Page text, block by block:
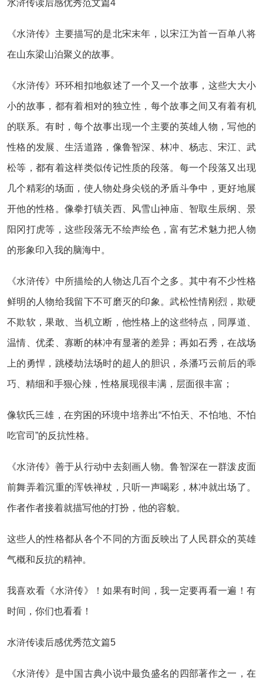
水浒传读后感优秀范文篇4
《水浒传》主要描写的是北宋末年，以宋江为首一百单八将
在山东梁山泊聚义的故事。
《水浒传》环环相扣地叙述了一个又一个故事，这些大大小
小的故事，都有着相对的独立性，每个故事之间又有着有机
的联系。有时，每个故事出现一个主要的英雄人物，写他的
性格的发展、生活道路，像鲁智深、林冲、杨志、宋江、武
松等，都有着这样类似传记性质的段落。每一个段落又出现
几个精彩的场面，使人物处身尖锐的矛盾斗争中，更好地展
开他的性格。像拳打镇关西、风雪山神庙、智取生辰纲、景
阳冈打虎等，这些段落无不绘声绘色，富有艺术魅力把人物
的形象印入我的脑海中。
《水浒传》中所描绘的人物达几百个之多。其中有不少性格
鲜明的人物给我留下不可磨灭的印象。武松性情刚烈，欺硬
不欺软，果敢、当机立断，他性格上的这些特点，同厚道、
温情、优柔、寡断的林冲有显著的差异；再如石秀，在战场
上的勇悍，跳楼劫法场时的超人的胆识，杀潘巧云前后的乖
巧、精细和手狠心辣，性格展现很丰满，层面很丰富；
像软氏三雄，在穷困的环境中培养出“不怕天、不怕地、不怕
吃官司”的反抗性格。
《水浒传》善于从行动中去刻画人物。鲁智深在一群泼皮面
前舞弄着沉重的浑铁禅杖，只听一声喝彩，林冲就出场了。
作者作者接着就描写他的打扮，他的容貌。
这些人的性格都从各个不同的方面反映出了人民群众的英雄
气概和反抗的精神。
我喜欢看《水浒传》！如果有时间，我一定要再看一遍！有
时间，你们也看看！
水浒传读后感优秀范文篇5
《水浒传》是中国古典小说中最负盛名的四部著作之一，在